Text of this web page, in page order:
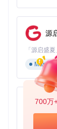
700万
源
py-